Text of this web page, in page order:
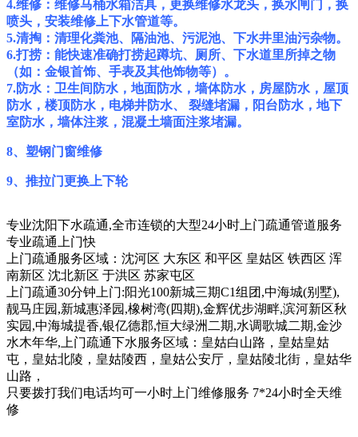
4.维修：维修马桶水箱洁具，更换维修水龙头，换水闸门，换
喷头，安装维修上下水管道等。
5.清掏：清理化粪池、隔油池、污泥池、下水井里油污杂物。
6.打捞：能快速准确打捞起蹲坑、厕所、下水道里所掉之物
（如：金银首饰、手表及其他饰物等）。
7.防水：卫生间防水，地面防水，墙体防水，房屋防水，屋顶
防水，楼顶防水，电梯井防水、 裂缝堵漏，阳台防水，地下
室防水，墙体注浆，混凝土墙面注浆堵漏。
8、塑钢门窗维修
9、推拉门更换上下轮
专业沈阳下水疏通,全市连锁的大型24小时上门疏通管道服务
专业疏通上门快
上门疏通服务区域：沈河区 大东区 和平区 皇姑区 铁西区 浑
南新区 沈北新区 于洪区 苏家屯区
上门疏通30分钟上门:阳光100新城三期C1组团,中海城(别墅),
靓马庄园,新城惠泽园,橡树湾(四期),金辉优步湖畔,滨河新区秋
实园,中海城提香,银亿德郡,恒大绿洲二期,水调歌城二期,金沙
水木年华,上门疏通下水服务区域：皇姑白山路，皇姑皇姑
屯，皇姑北陵，皇姑陵西，皇姑公安厅，皇姑陵北街，皇姑华
山路，
只要拨打我们电话均可一小时上门维修服务 7*24小时全天维
修